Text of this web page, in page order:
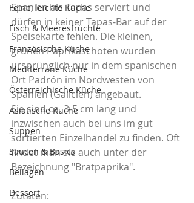
Feine, leichte Küche
Fisch & Meeresfrüchte
Französische Küche
Mediterrane Küche
Österreichische Küche
Asiatische Küche
Suppen
Saucen & Basics
Beilagen
Dessert
Spanien als Tapas serviert und
dürfen in keiner Tapas-Bar auf der
Speisekarte fehlen. Die kleinen,
grünen Paprikaschoten wurden
ursprünglich nur in dem spanischen
Ort Padrón im Nordwesten von
Spanien (Galicien) angebaut.
Sie sind ca. 3-5 cm lang und
inzwischen auch bei uns im gut
sortierten Einzelhandel zu finden. Oft
findet man sie auch unter der
Bezeichnung "Bratpaprika".
Zutaten: